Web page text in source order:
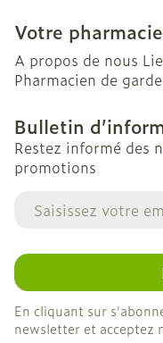
Votre pharmacie
A propos de nous
Pharmacien de garde
Bulletin
Restez informé des
promotions
Adresse mail
En cliquant sur
newsletter et acceptez